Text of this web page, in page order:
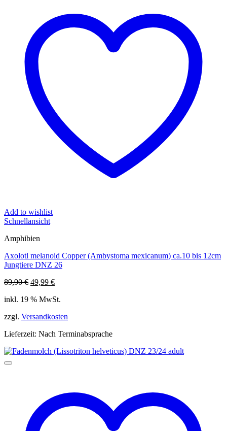
Add to wishlist
Schnellansicht
Amphibien
Axolotl melanoid Copper (Ambystoma mexicanum) ca.10 bis 12cm
Jungtiere DNZ 26
89,90€ Ursprünglicher
war:
49,99 €Aktueller
ist:
inkl. 19 % MwSt.
zzgl. Versandkosten
Lieferzeit: Nach Terminabsprache